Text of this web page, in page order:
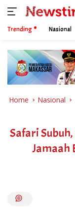
content
Trending Nasional
Home Nasional
Safari
Jamaah